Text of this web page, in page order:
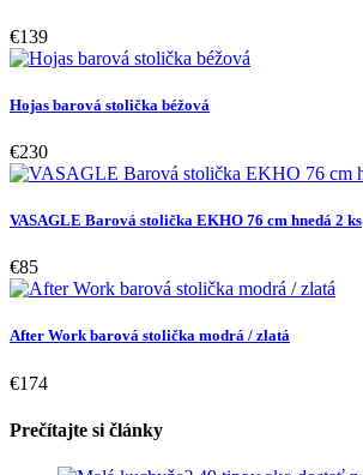
€139
Hojas barová stolička béžová
€230
VASAGLE Barová stolička EKHO 76 cm hnedá 2 ks
€85
After Work barová stolička modrá / zlatá
€174
Prečítajte si články